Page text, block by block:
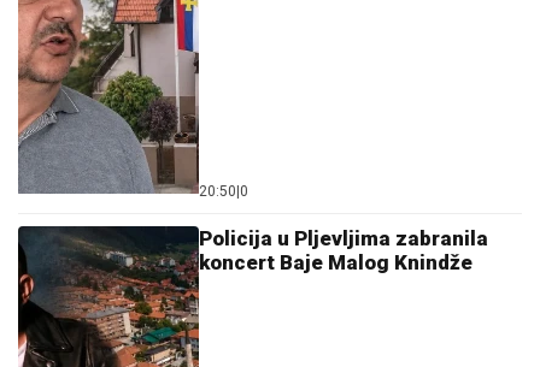
20:50|0
Policija u Pljevljima zabranila
koncert Baje Malog Knindže